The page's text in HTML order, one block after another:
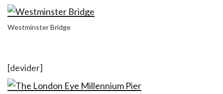
Westminster Bridge
[devider]